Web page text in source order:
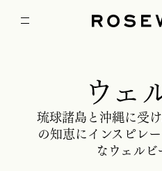
ウェ
琉球諸島と沖縄に受
の知恵にインスピレ
なウェルビ